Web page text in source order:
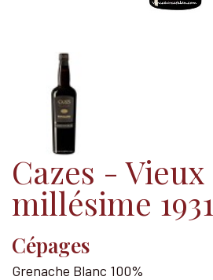
Cazes - Vieux
millésime 1931
Cépages
Grenache Blanc 100%